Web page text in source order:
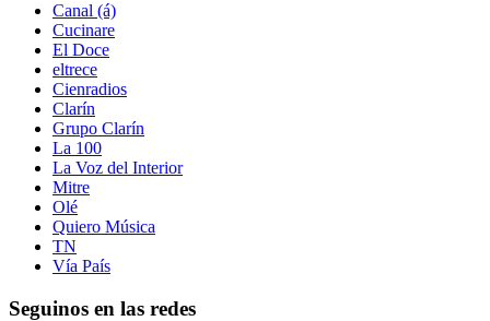
Canal (á)
Cucinare
El Doce
eltrece
Cienradios
Clarín
Grupo Clarín
La 100
La Voz del Interior
Mitre
Olé
Quiero Música
TN
Vía País
Seguinos en las redes